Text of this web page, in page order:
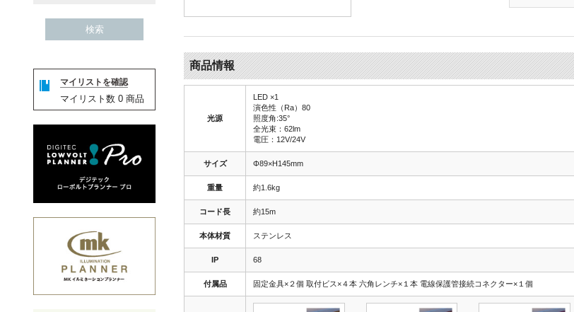
マイリストを確認
マイリスト数 0 商品
商品情報
光源
LED ×1
演色性（Ra）80
照度角:35°
全光束：62lm
電圧：12V/24V
サイズ Φ89×H145mm
重量 約1.6kg
コード長 約15m
本体材質 ステンレス
IP 68
付属品 固定金具×２個 取付ビス×４本 六角レンチ×１本 電線保護管接続コネクター×１個